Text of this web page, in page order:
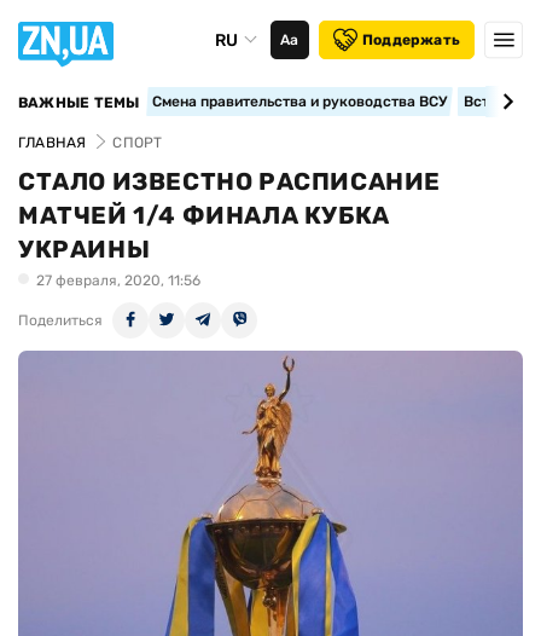
RU Аа Поддержать
ВАЖНЫЕ ТЕМЫ Смена правительства и руководства ВСУ
ГЛАВНАЯ СПОРТ
СТАЛО ИЗВЕСТНО РАСПИСАНИЕ
МАТЧЕЙ 1/4 ФИНАЛА КУБКА
УКРАИНЫ
27 февраля, 2020, 11:56
Поделиться